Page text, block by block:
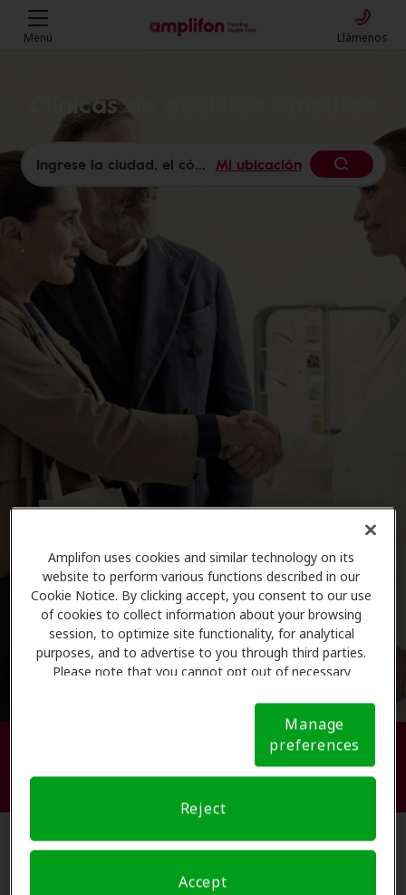
Amplifon uses cookies and similar technology on its
website to perform various functions described in our
Cookie Notice. By clicking accept, you consent to our use
of cookies to collect information about your browsing
session, to optimize site functionality, for analytical
purposes, and to advertise to you through third parties.
Please note that you cannot opt out of necessary
Notice (link here below). If you are using an opt-out
preference signal, we will honor that signal. Cookie
Manage
preferences
Reject
Accept
Menú Llámenos
Clínicas de audición Amplifon
Mi ubicación
Busque su centro de atención
auditiva.